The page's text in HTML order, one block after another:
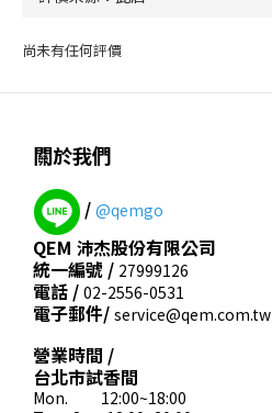
尚未有任何評價
關於我們
/ @qemgo
QEM 沛杰股份有限公司
統一編號 / 27999126
電話 / 02-2556-0531
電子郵件/ service@qem.com.tw
營業時間 /
台北市試香間
Mon. 12:00~18:00